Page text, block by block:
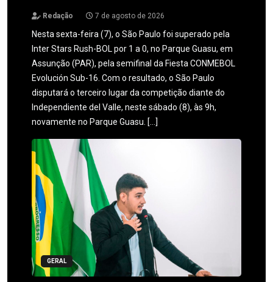
Redação 7 de agosto de 2026
Nesta sexta-feira (7), o São Paulo foi superado pela
Inter Stars Rush-BOL por 1 a 0, no Parque Guasu, em
Assunção (PAR), pela semifinal da Fiesta CONMEBOL
Evolución Sub-16. Com o resultado, o São Paulo
disputará o terceiro lugar da competição diante do
Independiente del Valle, neste sábado (8), às 9h,
novamente no Parque Guasu. […]
GERAL